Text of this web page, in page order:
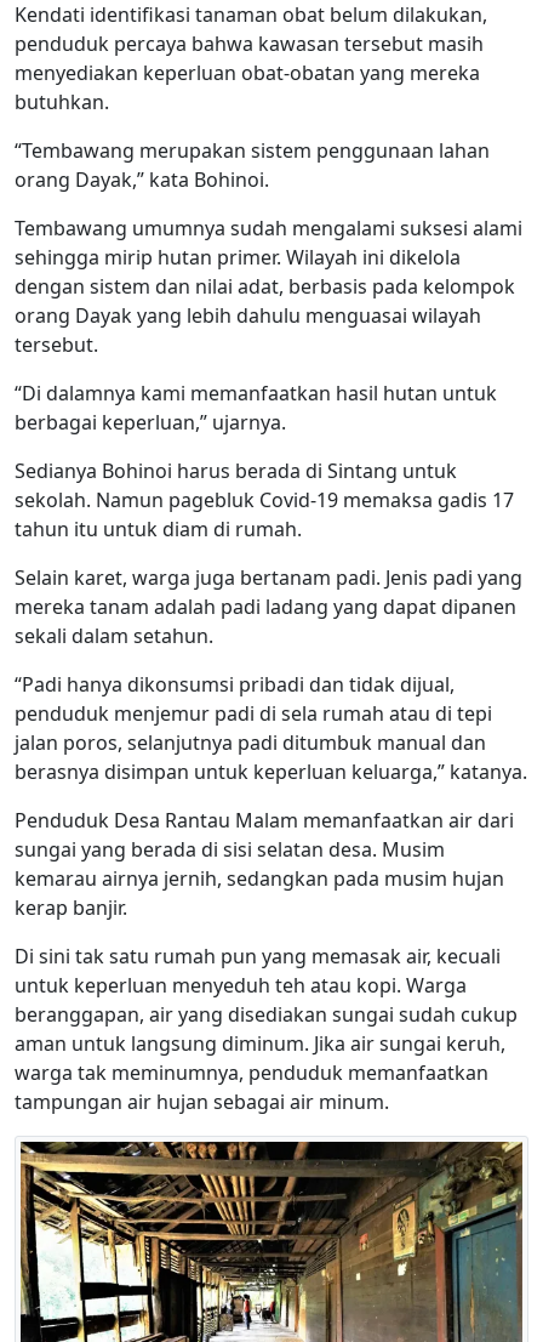
Kendati identifikasi tanaman obat belum dilakukan,
penduduk percaya bahwa kawasan tersebut masih
menyediakan keperluan obat-obatan yang mereka
butuhkan.
“Tembawang merupakan sistem penggunaan lahan
orang Dayak,” kata Bohinoi.
Tembawang umumnya sudah mengalami suksesi alami
sehingga mirip hutan primer. Wilayah ini dikelola
dengan sistem dan nilai adat, berbasis pada kelompok
orang Dayak yang lebih dahulu menguasai wilayah
tersebut.
“Di dalamnya kami memanfaatkan hasil hutan untuk
berbagai keperluan,” ujarnya.
Sedianya Bohinoi harus berada di Sintang untuk
sekolah. Namun pagebluk Covid-19 memaksa gadis 17
tahun itu untuk diam di rumah.
Selain karet, warga juga bertanam padi. Jenis padi yang
mereka tanam adalah padi ladang yang dapat dipanen
sekali dalam setahun.
“Padi hanya dikonsumsi pribadi dan tidak dijual,
penduduk menjemur padi di sela rumah atau di tepi
jalan poros, selanjutnya padi ditumbuk manual dan
berasnya disimpan untuk keperluan keluarga,” katanya.
Penduduk Desa Rantau Malam memanfaatkan air dari
sungai yang berada di sisi selatan desa. Musim
kemarau airnya jernih, sedangkan pada musim hujan
kerap banjir.
Di sini tak satu rumah pun yang memasak air, kecuali
untuk keperluan menyeduh teh atau kopi. Warga
beranggapan, air yang disediakan sungai sudah cukup
aman untuk langsung diminum. Jika air sungai keruh,
warga tak meminumnya, penduduk memanfaatkan
tampungan air hujan sebagai air minum.